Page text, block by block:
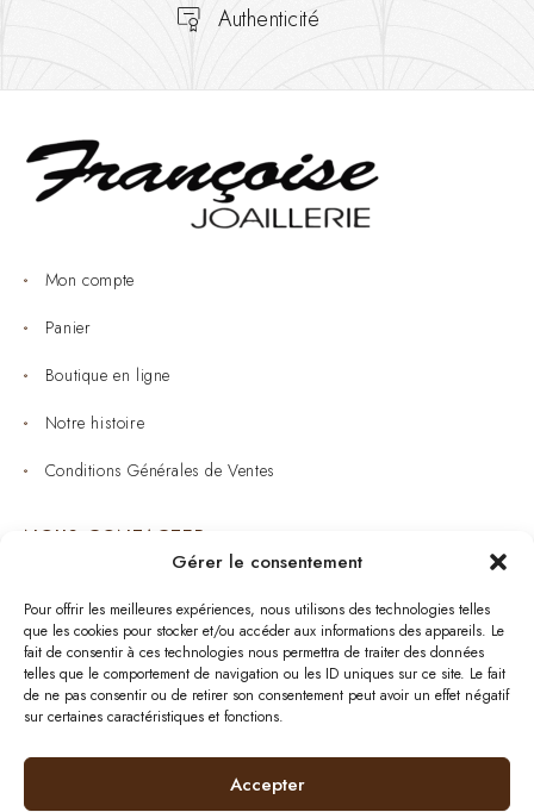
Gérer le consentement
Pour offrir les meilleures expériences, nous utilisons des technologies telles
que les cookies pour stocker et/ou accéder aux informations des appareils. Le
fait de consentir à ces technologies nous permettra de traiter des données
telles que le comportement de navigation ou les ID uniques sur ce site. Le fait
de ne pas consentir ou de retirer son consentement peut avoir un effet négatif
sur certaines caractéristiques et fonctions.
Accepter
Authenticité
Mon compte
Panier
Boutique en ligne
Notre histoire
Conditions Générales de Ventes
NOUS CONTACTER
Bijouterie : 05 53 53 64 11
Mardi au Samedi: 09:00 - 19:00
bijouterie.lavergne@orange.fr